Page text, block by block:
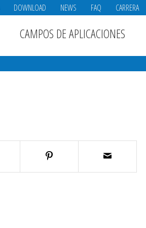
DOWNLOAD NEWS FAQ CARRERA
CAMPOS DE APLICACIONES